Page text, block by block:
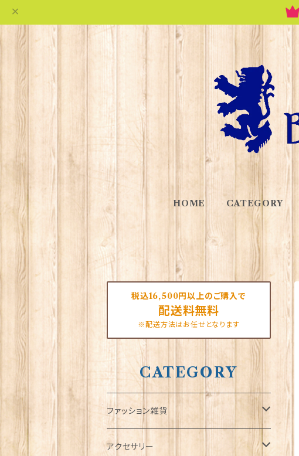
HOME CATEGORY
税込16,500円以上のご購入で
配送料無料
※配送方法はお任せとなります
CATEGORY
ファッション雑貨
タータンネクタイ
アクセサリー